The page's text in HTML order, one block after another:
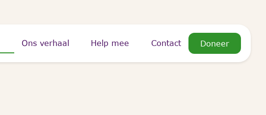
Ons verhaal Help mee Contact Doneer